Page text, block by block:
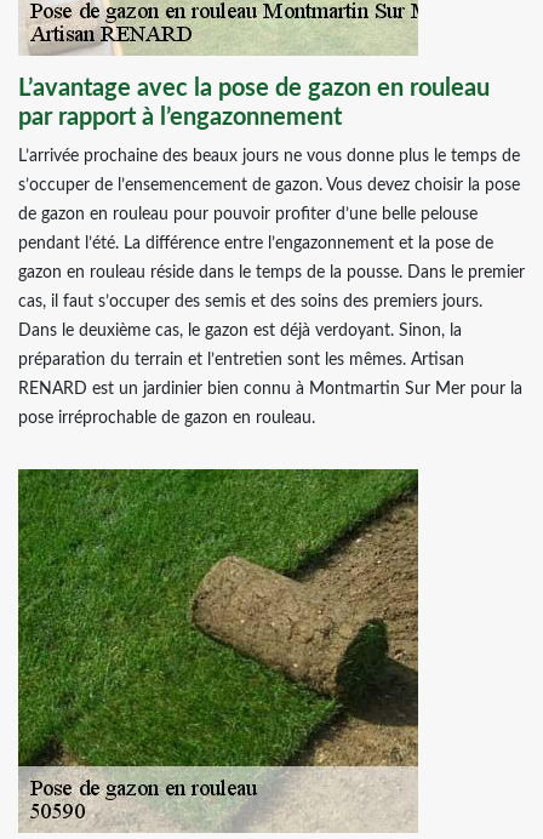
L’avantage avec la pose de gazon en rouleau
par rapport à l’engazonnement
L’arrivée prochaine des beaux jours ne vous donne plus le temps de
s’occuper de l’ensemencement de gazon. Vous devez choisir la pose
de gazon en rouleau pour pouvoir profiter d’une belle pelouse
pendant l’été. La différence entre l’engazonnement et la pose de
gazon en rouleau réside dans le temps de la pousse. Dans le premier
cas, il faut s’occuper des semis et des soins des premiers jours.
Dans le deuxième cas, le gazon est déjà verdoyant. Sinon, la
préparation du terrain et l’entretien sont les mêmes. Artisan
RENARD est un jardinier bien connu à Montmartin Sur Mer pour la
pose irréprochable de gazon en rouleau.